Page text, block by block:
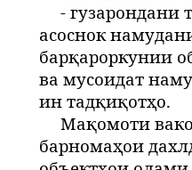
- гузарондани
асоснок
барқароркунии
ва мусоидат
ин тадқиқотҳо.
Мақомоти
барномаҳои